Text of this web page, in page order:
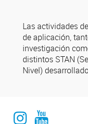
Las actividades
de aplicación,
investigación
distintos STAN
Nivel)
InstagramYoutube Comuniación INALI